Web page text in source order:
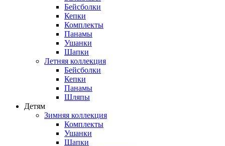
Бейсболки
Кепки
Комплекты
Панамы
Ушанки
Шапки
Летняя коллекция
Бейсболки
Кепки
Панамы
Шляпы
Детям
Зимняя коллекция
Комплекты
Ушанки
Шапки